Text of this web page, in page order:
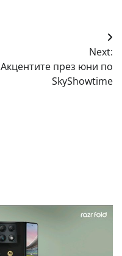
Next:
Акцентите през юни по
SkyShowtime